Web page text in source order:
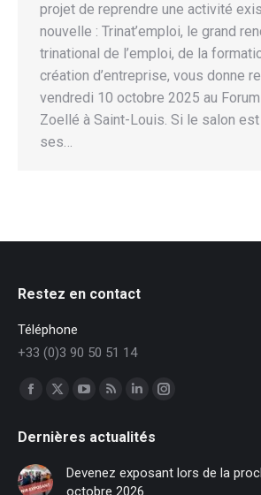
projet de reprendre une activité
nouvelle : Trinat’emploi, le grand
trinational de l’emploi, de la
création d’entreprise, vous donne
vendredi 10 octobre 2025 au
Zoellé à Saint-Louis. Si le salon
ses…
Restez en contact
Téléphone
+33 (0)3 90 50 51 14
Trouvez nous sur :
Facebook
opens
in
new
X
opens
new
opens
in
new
opens
in
new
LinkedIn
opens
in
new
Instagram
in
Dernières actualités
Devenez exposant lors de la
octobre 2026